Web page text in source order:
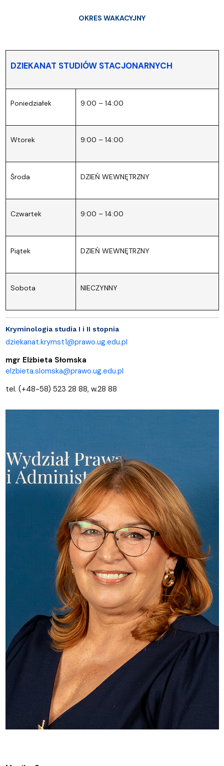
OKRES WAKACYJNY
DZIEKANAT STUDIÓW STACJONARNYCH
Poniedziałek 9:00 – 14:00
Wtorek 9:00 – 14:00
Środa DZIEŃ WEWNĘTRZNY
Czwartek 9:00 – 14:00
Piątek DZIEŃ WEWNĘTRZNY
Sobota NIECZYNNY
Kryminologia studia I i II stopnia
dziekanat.krymst1@prawo.ug.edu.pl
mgr Elżbieta Słomska
elzbieta.slomska@prawo.ug.edu.pl
tel. (+48-58) 523 28 88, w.28 88